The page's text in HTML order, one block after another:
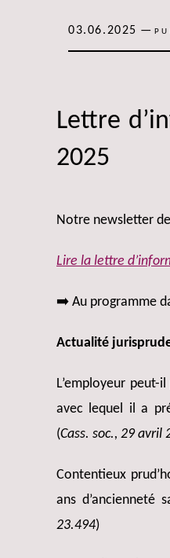
03.06.2025 —
Lettre
2025
Notre newsletter
Lire la lettre
➡️ Au programme
Actualité
L’employeur peut-
avec lequel il a
(Cass. soc., 29 avril
Contentieux
ans d’ancienneté
23.494)